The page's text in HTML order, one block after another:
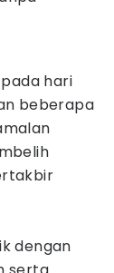
hari
beberapa
dengan